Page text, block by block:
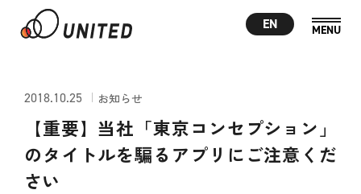
EN
2018.10.25 お知らせ
【重要】当社「東京コンセプション」
のタイトルを騙るアプリにご注意くだ
さい